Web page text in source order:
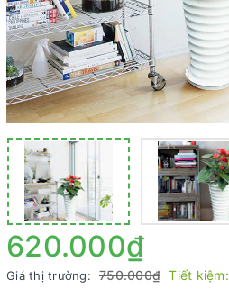
620.000₫
Giá thị trường: 750.000₫ Tiết kiệm: